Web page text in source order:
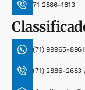
71 2886-1613
(71) 99965-8961
(71) 2886-